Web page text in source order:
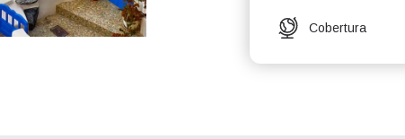
Cobertura